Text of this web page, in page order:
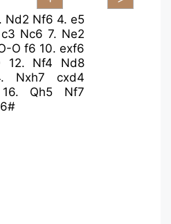
Nd2 Nf6 4.e5
c3 Nc6 7. Ne2
O f6 10. exf6
12. Nf4
Nd8
Nxh7
cxd4
16. Qh5
Nf7